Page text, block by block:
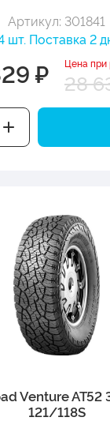
Артикул: 301841
шт. Поставка 2
₽ Цена при
28
Venture AT52
121/118S